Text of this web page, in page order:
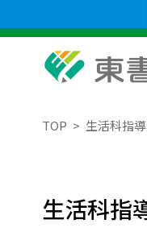
TOP 生活科指
生活科指